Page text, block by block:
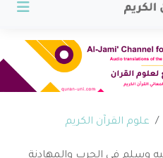
علوم القرآن الكريم